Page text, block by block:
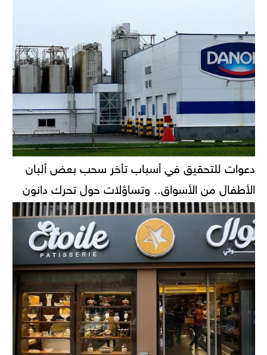
دعوات للتحقيق في أسباب تأخر سحب بعض ألبان
الأطفال من الأسواق.. وتساؤلات حول تحرك دانون